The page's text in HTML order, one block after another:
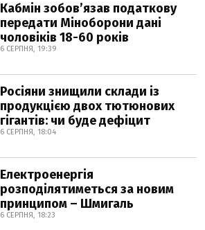
Кабмін зобовʼязав податкову
передати Міноборони дані
чоловіків 18-60 років
6 СЕРПНЯ, 19:39
Росіяни знищили склади із
продукцією двох тютюнових
гігантів: чи буде дефіцит
6 СЕРПНЯ, 18:04
Електроенергія
розподілятиметься за новим
принципом – Шмигаль
6 СЕРПНЯ, 18:23